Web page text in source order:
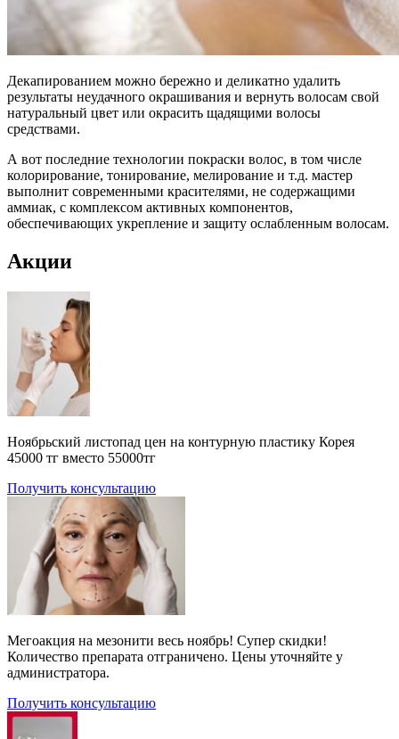
Декапированием можно бережно и деликатно удалить
результаты неудачного окрашивания и вернуть волосам свой
натуральный цвет или окрасить щадящими волосы
средствами.
А вот последние технологии покраски волос, в том числе
колорирование, тонирование, мелирование и т.д. мастер
выполнит современными красителями, не содержащими
аммиак, с комплексом активных компонентов,
обеспечивающих укрепление и защиту ослабленным волосам.
Акции
Ноябрьский листопад цен на контурную пластику Корея
45000 тг вместо 55000тг
Получить консультацию
Мегоакция на мезонити весь ноябрь! Супер скидки!
Количество препарата отграничено. Цены уточняйте у
администратора.
Получить консультацию